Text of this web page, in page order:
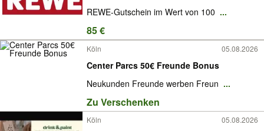
REWE-Gutschein im Wert von 100 ...
85 €
Köln 05.08.2026
Center Parcs 50€ Freunde Bonus
Neukunden Freunde werben Freun ...
Zu Verschenken
Köln 05.08.2026